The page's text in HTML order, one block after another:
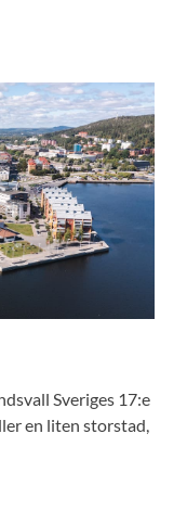
Sveriges 17:e
en liten storstad,